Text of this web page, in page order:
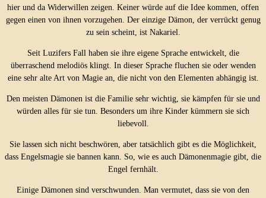
hier und da Widerwillen zeigen. Keiner würde auf die Idee kommen, offen
gegen einen von ihnen vorzugehen. Der einzige Dämon, der verrückt genug
zu sein scheint, ist Nakariel.
Seit Luzifers Fall haben sie ihre eigene Sprache entwickelt, die
überraschend melodiös klingt. In dieser Sprache fluchen sie oder wenden
eine sehr alte Art von Magie an, die nicht von den Elementen abhängig ist.
Den meisten Dämonen ist die Familie sehr wichtig, sie kämpfen für sie und
würden alles für sie tun. Besonders um ihre Kinder kümmern sie sich
liebevoll.
Sie lassen sich nicht beschwören, aber tatsächlich gibt es die Möglichkeit,
dass Engelsmagie sie bannen kann. So, wie es auch Dämonenmagie gibt, die
Engel fernhält.
Einige Dämonen sind verschwunden. Man vermutet, dass sie von den